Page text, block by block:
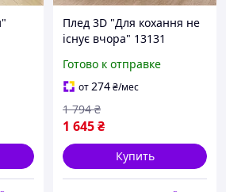
Плед 3D "Для кохання не
існує вчора" 13131
качество
Готово к отправке
от274₴/мес
1 645₴
1 794 ₴
Купить